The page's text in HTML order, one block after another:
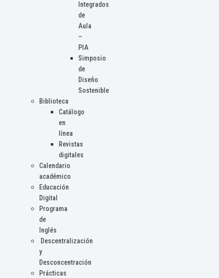
Integrados
de
Aula
–
PIA
Simposio
de
Diseño
Sostenible
Biblioteca
Catálogo
en
línea
Revistas
digitales
Calendario
académico
Educación
Digital
Programa
de
Inglés
Descentralización
y
Desconcentración
Prácticas